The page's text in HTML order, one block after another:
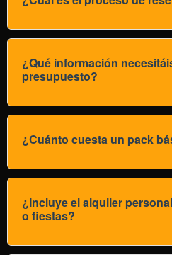
¿Qué información
presupuesto?
¿Cuánto cuesta un pack
¿Incluye el alquiler
o fiestas?